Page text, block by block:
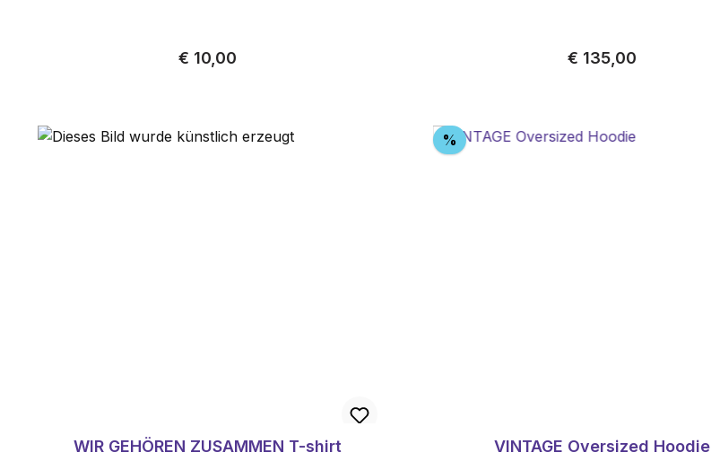
Normale prijs:
€ 10,00 Normale prijs:
€ 135,00
WIR GEHÖREN ZUSAMMEN T-shirt
% Korting
VINTAGE Oversized Hoodie